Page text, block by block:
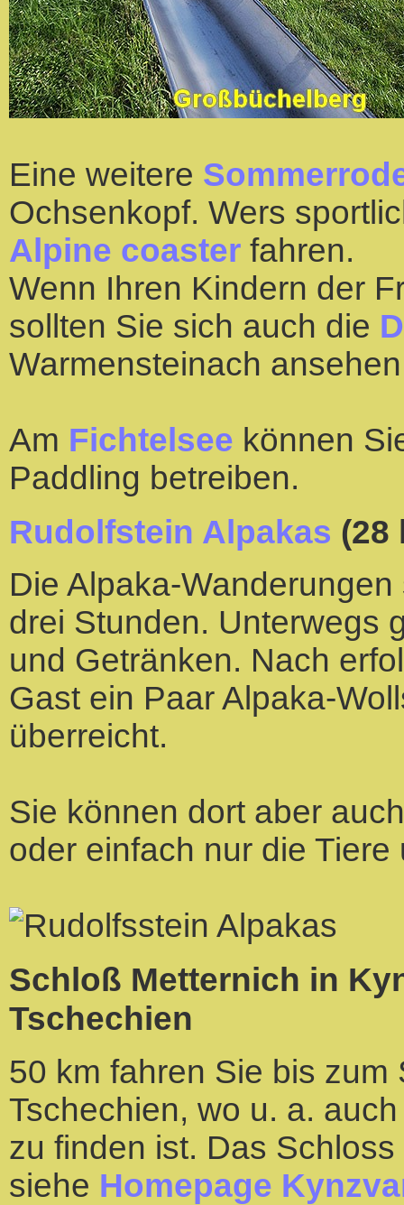
Eine weitere
Ochsenkopf. Wers
Alpine coaster fahren.
Wenn Ihren Kindern der
sollten Sie sich auch die
Warmensteinach
Am Fichtelsee können
Paddling betreiben.
Rudolfstein Alpakas (28
Die Alpaka-
drei Stunden. Unterwegs
und Getränken. Nach
Gast ein Paar Alpaka-
überreicht.
Sie können dort aber
oder einfach nur die
Schloß Metternich in
Tschechien
50 km fahren Sie bis
Tschechien, wo u. a.
zu finden ist. Das
siehe Homepage